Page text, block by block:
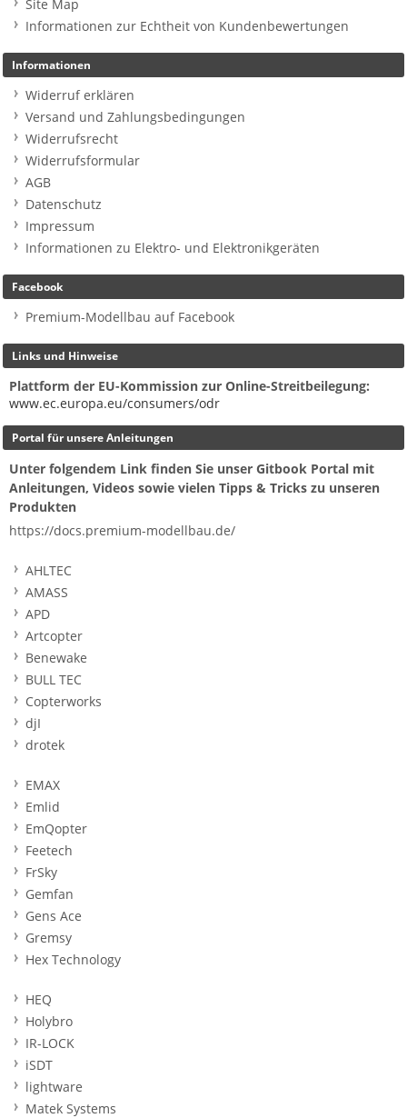
Site Map
Informationen zur Echtheit von Kundenbewertungen
Informationen
Widerruf erklären
Versand und Zahlungsbedingungen
Widerrufsrecht
Widerrufsformular
AGB
Datenschutz
Impressum
Informationen zu Elektro- und Elektronikgeräten
Facebook
Premium-Modellbau auf Facebook
Links und Hinweise
Plattform der EU-Kommission zur Online-Streitbeilegung:
www.ec.europa.eu/consumers/odr
Portal für unsere Anleitungen
Unter folgendem Link finden Sie unser Gitbook Portal mit
Anleitungen, Videos sowie vielen Tipps & Tricks zu unseren
Produkten
https://docs.premium-modellbau.de/
AHLTEC
AMASS
APD
Artcopter
Benewake
BULL TEC
Copterworks
djI
drotek
EMAX
Emlid
EmQopter
Feetech
FrSky
Gemfan
Gens Ace
Gremsy
Hex Technology
HEQ
Holybro
IR-LOCK
iSDT
lightware
Matek Systems